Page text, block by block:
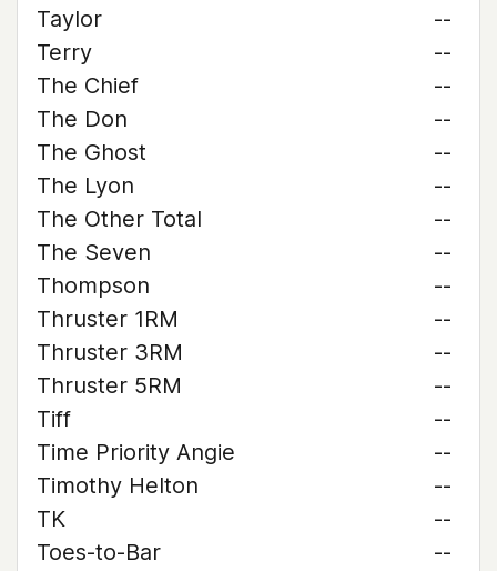
Taylor
--
Terry
--
The Chief
--
The Don
--
The Ghost
--
The Lyon
--
The Other Total
--
The Seven
--
Thompson
--
Thruster 1RM
--
Thruster 3RM
--
Thruster 5RM
--
Tiff
--
Time Priority Angie
--
Timothy Helton
--
TK
--
Toes-to-Bar
--